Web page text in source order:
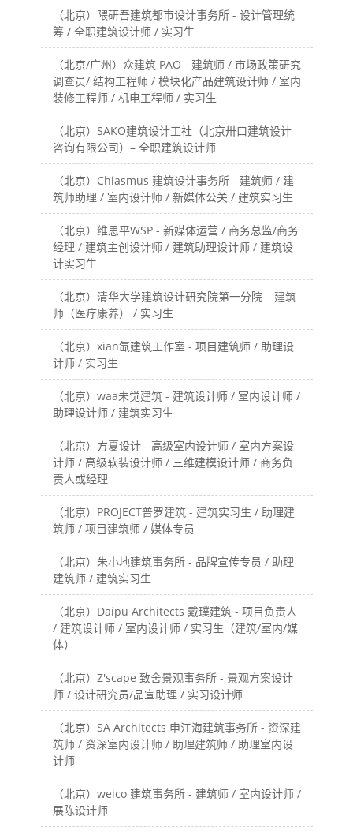
（北京）隈研吾建筑都市设计事务所 - 设计管理统
筹 / 全职建筑设计师 / 实习生
（北京/广州）众建筑 PAO - 建筑师 / 市场政策研究
调查员/ 结构工程师 / 模块化产品建筑设计师 / 室内
装修工程师 / 机电工程师 / 实习生
（北京）SAKO建筑设计工社（北京卅口建筑设计
咨询有限公司）– 全职建筑设计师
（北京）Chiasmus 建筑设计事务所 - 建筑师 / 建
筑师助理 / 室内设计师 / 新媒体公关 / 建筑实习生
（北京）维思平WSP - 新媒体运营 / 商务总监/商务
经理 / 建筑主创设计师 / 建筑助理设计师 / 建筑设
计实习生
（北京）清华大学建筑设计研究院第一分院 – 建筑
师（医疗康养） / 实习生
（北京）xiān氙建筑工作室 - 项目建筑师 / 助理设
计师 / 实习生
（北京）waa未觉建筑 - 建筑设计师 / 室内设计师 /
助理设计师 / 建筑实习生
（北京）方夏设计 - 高级室内设计师 / 室内方案设
计师 / 高级软装设计师 / 三维建模设计师 / 商务负
责人或经理
（北京）PROJECT普罗建筑 - 建筑实习生 / 助理建
筑师 / 项目建筑师 / 媒体专员
（北京）朱小地建筑事务所 - 品牌宣传专员 / 助理
建筑师 / 建筑实习生
（北京）Daipu Architects 戴璞建筑 - 项目负责人
/ 建筑设计师 / 室内设计师 / 实习生（建筑/室内/媒
体）
（北京）Z'scape 致舍景观事务所 - 景观方案设计
师 / 设计研究员/品宣助理 / 实习设计师
（北京）SA Architects 申江海建筑事务所 - 资深建
筑师 / 资深室内设计师 / 助理建筑师 / 助理室内设
计师
（北京）weico 建筑事务所 - 建筑师 / 室内设计师 /
展陈设计师